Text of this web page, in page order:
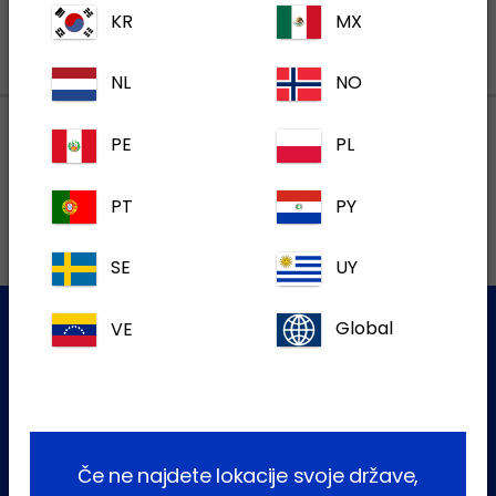
uporabnikom
KR MX
NL NO
PE PL
PT PY
SE UY
VE Global
Če ne najdete lokacije svoje države,